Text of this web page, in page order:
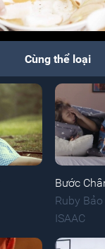
Cùng thể loại
Bước
Ruby Bảo
ISAAC